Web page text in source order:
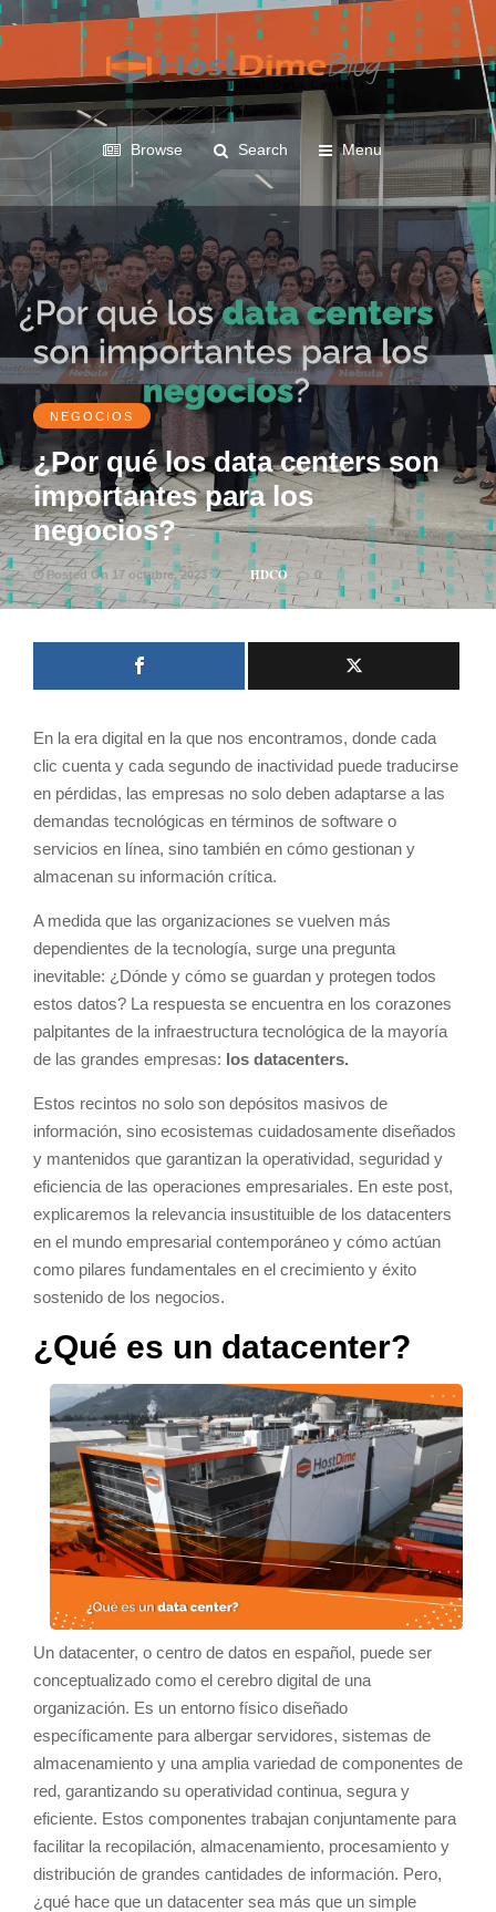
Browse Search Menu
NEGOCIOS
¿Por qué los data centers son
importantes para los
negocios?
Posted On 17 octubre, 2023 HDCO 0
En la era digital en la que nos encontramos, donde cada
clic cuenta y cada segundo de inactividad puede traducirse
en pérdidas, las empresas no solo deben adaptarse a las
demandas tecnológicas en términos de software o
servicios en línea, sino también en cómo gestionan y
almacenan su información crítica.
A medida que las organizaciones se vuelven más
dependientes de la tecnología, surge una pregunta
inevitable: ¿Dónde y cómo se guardan y protegen todos
estos datos? La respuesta se encuentra en los corazones
palpitantes de la infraestructura tecnológica de la mayoría
de las grandes empresas: los datacenters.
Estos recintos no solo son depósitos masivos de
información, sino ecosistemas cuidadosamente diseñados
y mantenidos que garantizan la operatividad, seguridad y
eficiencia de las operaciones empresariales. En este post,
explicaremos la relevancia insustituible de los datacenters
en el mundo empresarial contemporáneo y cómo actúan
como pilares fundamentales en el crecimiento y éxito
sostenido de los negocios.
¿Qué es un datacenter?
Un datacenter, o centro de datos en español, puede ser
conceptualizado como el cerebro digital de una
organización. Es un entorno físico diseñado
específicamente para albergar servidores, sistemas de
almacenamiento y una amplia variedad de componentes de
red, garantizando su operatividad continua, segura y
eficiente. Estos componentes trabajan conjuntamente para
facilitar la recopilación, almacenamiento, procesamiento y
distribución de grandes cantidades de información. Pero,
¿qué hace que un datacenter sea más que un simple